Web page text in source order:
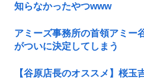
知らなかったやつwww
アミーズ事務所の首領アミー
がついに決定してしまう
【谷原店長のオススメ】桜玉